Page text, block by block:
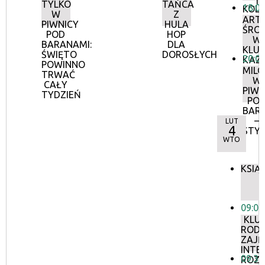
TYLKO
W
PIWNICY
POD
BARANAMI:
ŚWIĘTO
POWINNO
TRWAĆ
CAŁY
TYDZIEŃ
TAŃCA
Z
HULA
HOP
DLA
DOROSŁYCH
18:00
W
20:00
W
–
LUT
4
WTO
09:00
09:30